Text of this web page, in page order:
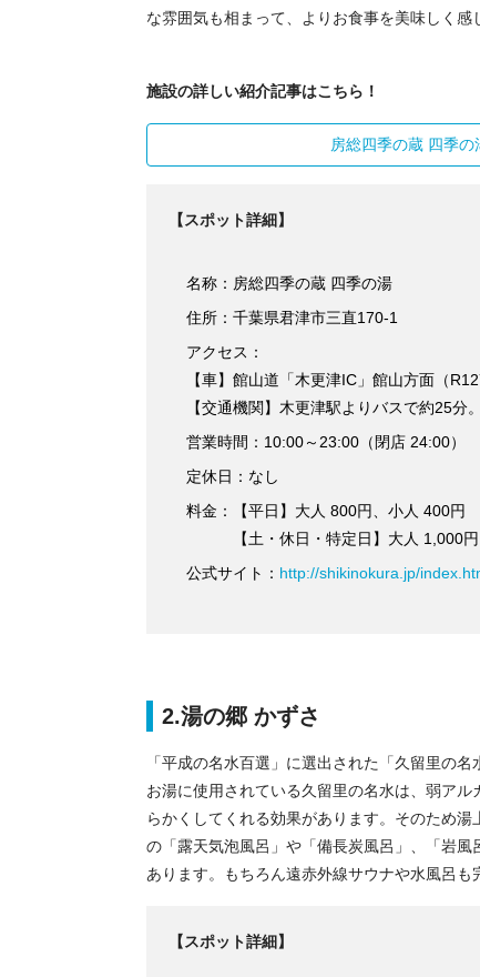
な雰囲気も相まって、よりお食事を美味しく感
施設の詳しい紹介記事はこちら！
房総四季の蔵 四季
【スポット詳細】
名称：房総四季の蔵 四季の湯
住所：千葉県君津市三直170-1
アクセス：
【車】館山道「木更津IC」館山方面（
【交通機関】木更津駅よりバスで約25分。
営業時間：10:00～23:00（閉店 24:00）
定休日：なし
料金：【平日】大人 800円、小人 400円
【土・休日・特定日】大人 1,000円
公式サイト： http://shikinokura.jp/
2.湯の郷 かずさ
「平成の名水百選」に選出された「久留里の
お湯に使用されている久留里の名水は、弱ア
らかくしてくれる効果があります。そのため
の「露天気泡風呂」や「備長炭風呂」、「岩
あります。もちろん遠赤外線サウナや水風呂も
【スポット詳細】